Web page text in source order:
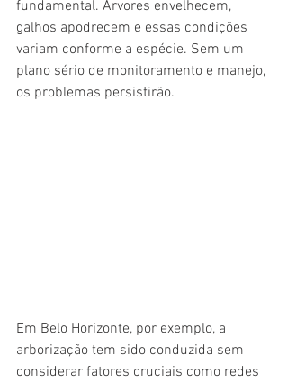
fundamental. Árvores envelhecem,
galhos apodrecem e essas condições
variam conforme a espécie. Sem um
plano sério de monitoramento e manejo,
os problemas persistirão.
Em Belo Horizonte, por exemplo, a
arborização tem sido conduzida sem
considerar fatores cruciais como redes